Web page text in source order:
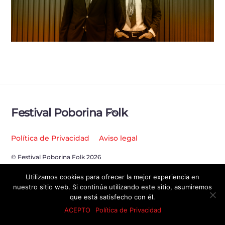
Back
Top
Festival Poborina Folk
Política de Privacidad Aviso legal
© Festival Poborina Folk 2026
Utilizamos cookies para ofrecer la mejor experiencia en
nuestro sitio web. Si continúa utilizando este sitio, asumiremos
que está satisfecho con él.
ACEPTO
Política de Privacidad